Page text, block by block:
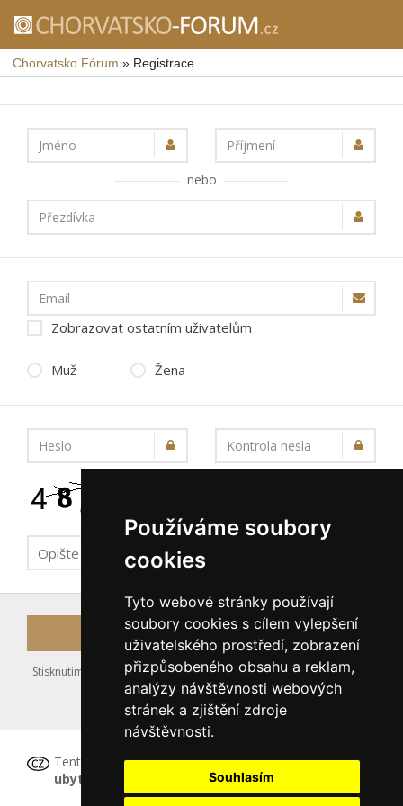
Používáme soubory
cookies
Tyto webové stránky používají
soubory cookies s cílem vylepšení
uživatelského prostředí, zobrazení
přizpůsobeného obsahu a reklam,
analýzy návštěvnosti webových
stránek a zjištění zdroje
návštěvnosti.
Souhlasím
Chorvatsko Fórum » Registrace
Jméno
Příjmení
nebo
Přezdívka
Email
Zobrazovat ostatním uživatelům
Muž Žena
Heslo Kontrola hesla
Registrovat
Stisknutím tlačítka Registrovat souhlasíte s uložením výše zadaných
údajů do databáze serveru, viz podmínky
nakládání s osobními údaji.
Tento formulářnení určen pro registraci
ubytovacího zařízení
, tu proveďte prosím